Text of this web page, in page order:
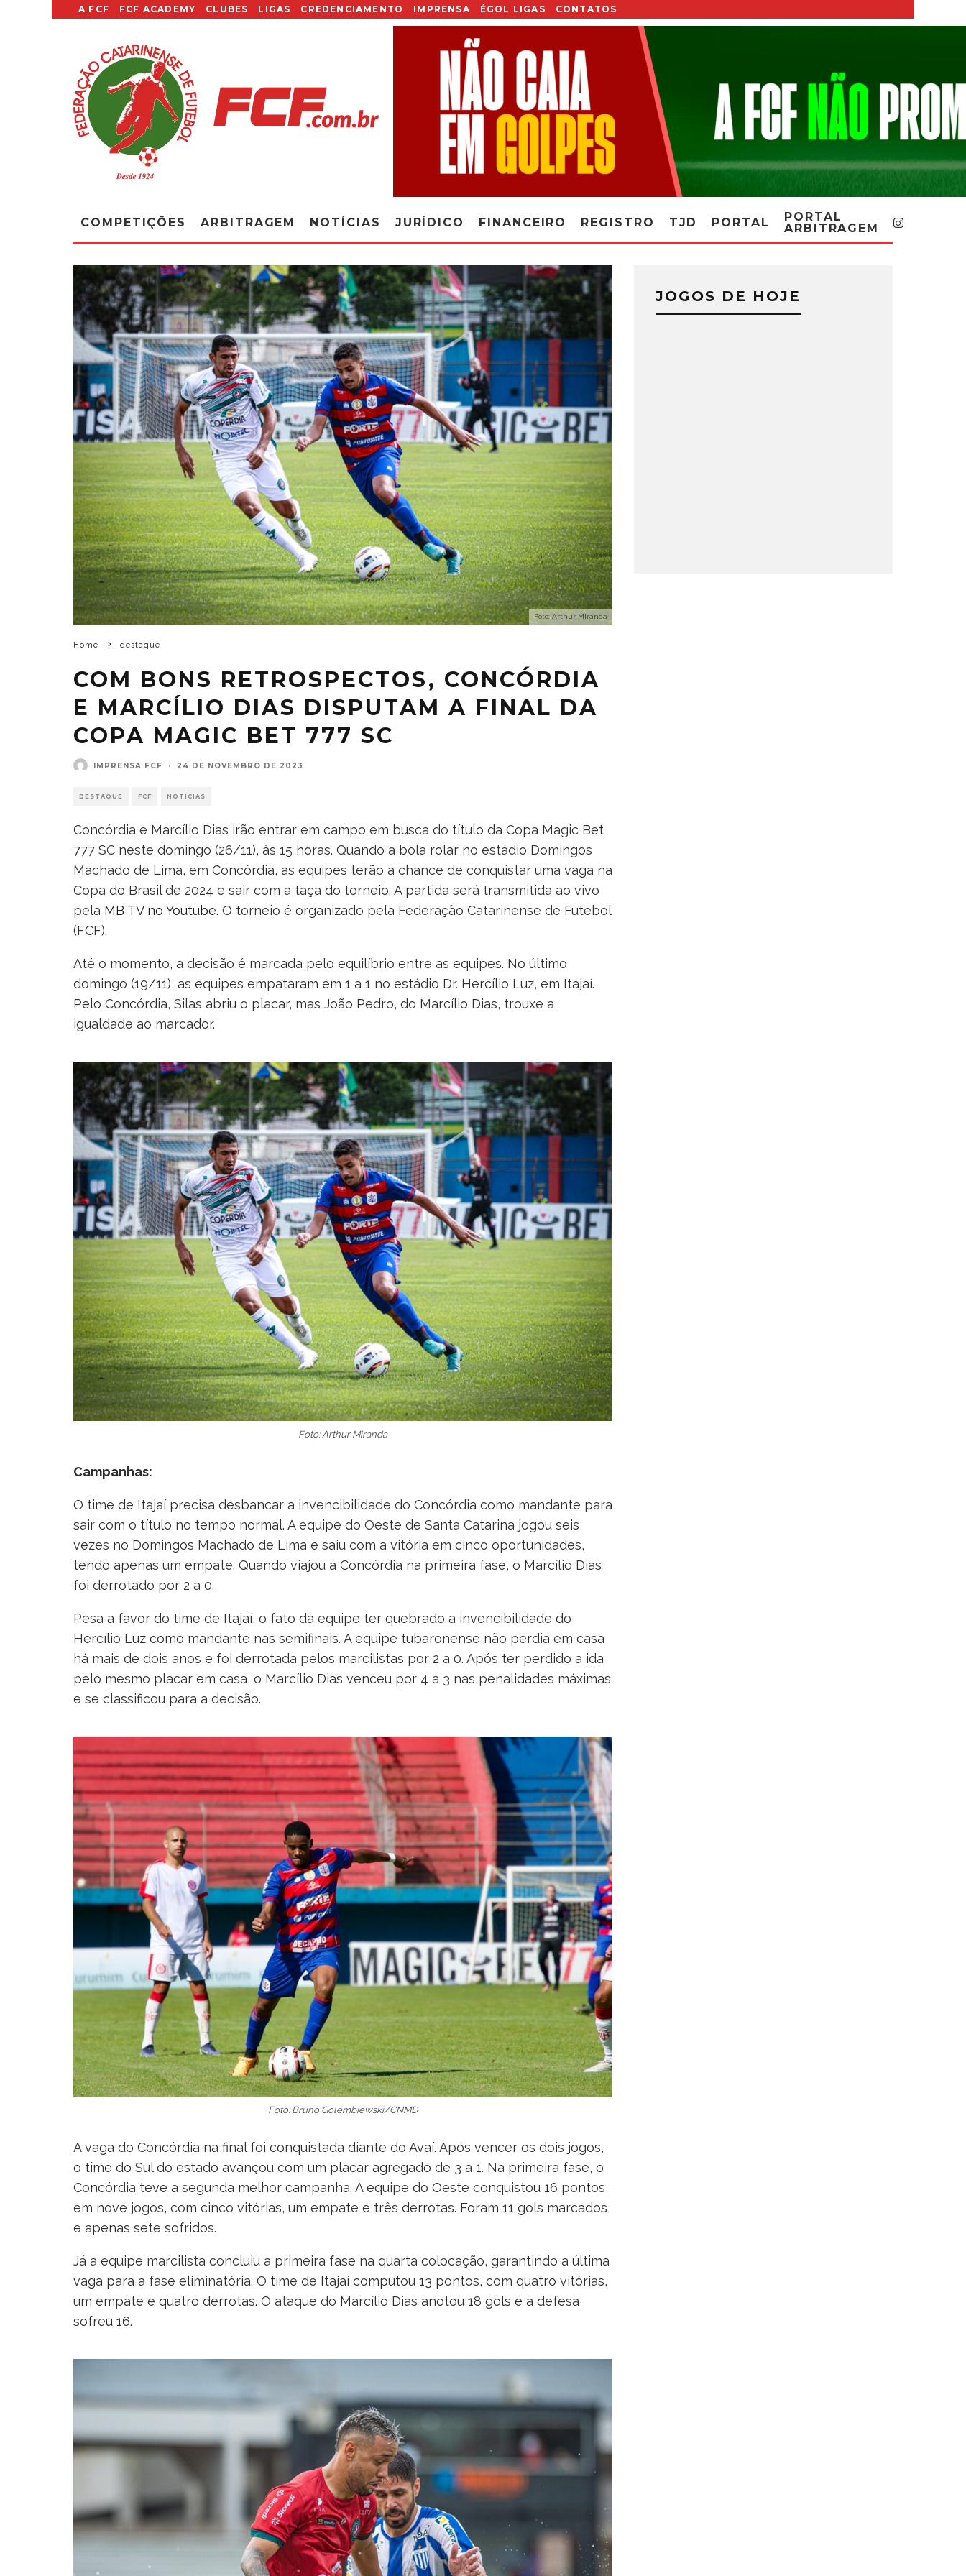
A FCF FCF ACADEMY CLUBES LIGAS CREDENCIAMENTO IMPRENSA ÉGOL LIGAS CONTATOS
COMPETIÇÕES ARBITRAGEM NOTÍCIAS JURÍDICO FINANCEIRO REGISTRO TJD PORTAL
PORTAL
ARBITRAGEM
Foto: Arthur Miranda
Home destaque
COM BONS RETROSPECTOS, CONCÓRDIA
E MARCÍLIO DIAS DISPUTAM A FINAL DA
COPA MAGIC BET 777 SC
IMPRENSA FCF · 24 DE NOVEMBRO DE 2023
DESTAQUE FCF NOTÍCIAS
Concórdia e Marcílio Dias irão entrar em campo em busca do título da Copa Magic Bet
777 SC neste domingo (26/11), às 15 horas. Quando a bola rolar no estádio Domingos
Machado de Lima, em Concórdia, as equipes terão a chance de conquistar uma vaga na
Copa do Brasil de 2024 e sair com a taça do torneio. A partida será transmitida ao vivo
pela MB TV no Youtube. O torneio é organizado pela Federação Catarinense de Futebol
(FCF).
Até o momento, a decisão é marcada pelo equilíbrio entre as equipes. No último
domingo (19/11), as equipes empataram em 1 a 1 no estádio Dr. Hercílio Luz, em Itajaí.
Pelo Concórdia, Silas abriu o placar, mas João Pedro, do Marcílio Dias, trouxe a
igualdade ao marcador.
Foto: Arthur Miranda
Campanhas:
O time de Itajaí precisa desbancar a invencibilidade do Concórdia como mandante para
sair com o título no tempo normal. A equipe do Oeste de Santa Catarina jogou seis
vezes no Domingos Machado de Lima e saiu com a vitória em cinco oportunidades,
tendo apenas um empate. Quando viajou a Concórdia na primeira fase, o Marcílio Dias
foi derrotado por 2 a 0.
Pesa a favor do time de Itajaí, o fato da equipe ter quebrado a invencibilidade do
Hercílio Luz como mandante nas semifinais. A equipe tubaronense não perdia em casa
há mais de dois anos e foi derrotada pelos marcilistas por 2 a 0. Após ter perdido a ida
pelo mesmo placar em casa, o Marcílio Dias venceu por 4 a 3 nas penalidades máximas
e se classificou para a decisão.
Foto: Bruno Golembiewski/CNMD
A vaga do Concórdia na final foi conquistada diante do Avaí. Após vencer os dois jogos,
o time do Sul do estado avançou com um placar agregado de 3 a 1. Na primeira fase, o
Concórdia teve a segunda melhor campanha. A equipe do Oeste conquistou 16 pontos
em nove jogos, com cinco vitórias, um empate e três derrotas. Foram 11 gols marcados
e apenas sete sofridos.
Já a equipe marcilista concluiu a primeira fase na quarta colocação, garantindo a última
vaga para a fase eliminatória. O time de Itajaí computou 13 pontos, com quatro vitórias,
um empate e quatro derrotas. O ataque do Marcílio Dias anotou 18 gols e a defesa
sofreu 16.
JOGOS DE HOJE